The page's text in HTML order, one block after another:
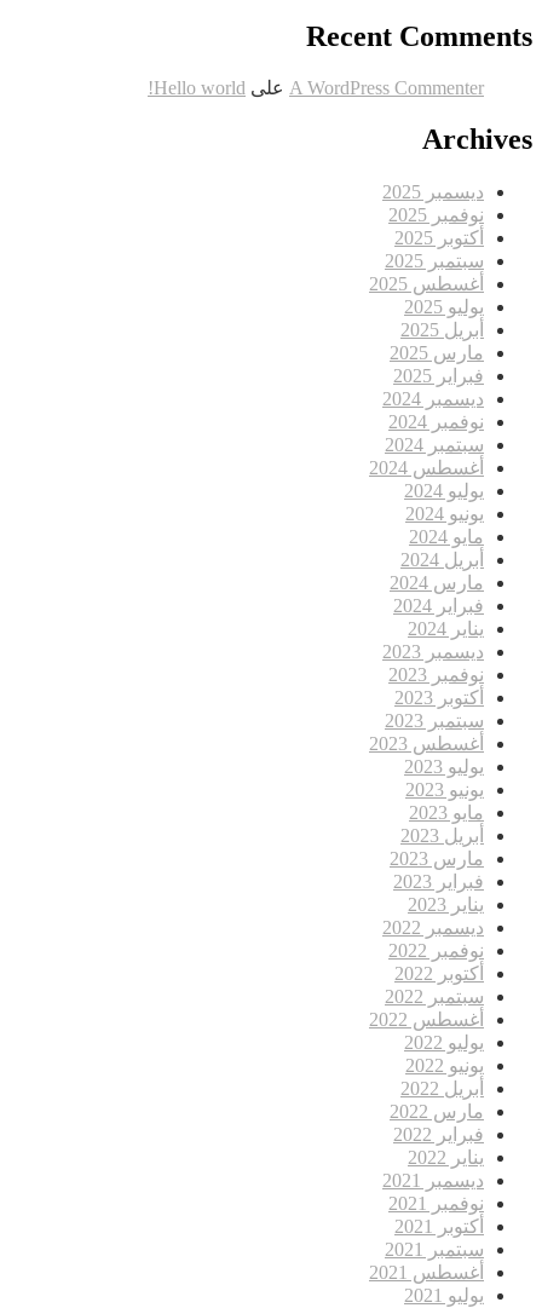
Recent Comments
A WordPress Commenter على Hello world!
Archives
ديسمبر 2025
نوفمبر 2025
أكتوبر 2025
سبتمبر 2025
أغسطس 2025
يوليو 2025
أبريل 2025
مارس 2025
فبراير 2025
ديسمبر 2024
نوفمبر 2024
سبتمبر 2024
أغسطس 2024
يوليو 2024
يونيو 2024
مايو 2024
أبريل 2024
مارس 2024
فبراير 2024
يناير 2024
ديسمبر 2023
نوفمبر 2023
أكتوبر 2023
سبتمبر 2023
أغسطس 2023
يوليو 2023
يونيو 2023
مايو 2023
أبريل 2023
مارس 2023
فبراير 2023
يناير 2023
ديسمبر 2022
نوفمبر 2022
أكتوبر 2022
سبتمبر 2022
أغسطس 2022
يوليو 2022
يونيو 2022
أبريل 2022
مارس 2022
فبراير 2022
يناير 2022
ديسمبر 2021
نوفمبر 2021
أكتوبر 2021
سبتمبر 2021
أغسطس 2021
يوليو 2021